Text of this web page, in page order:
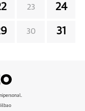
23 24
30 31